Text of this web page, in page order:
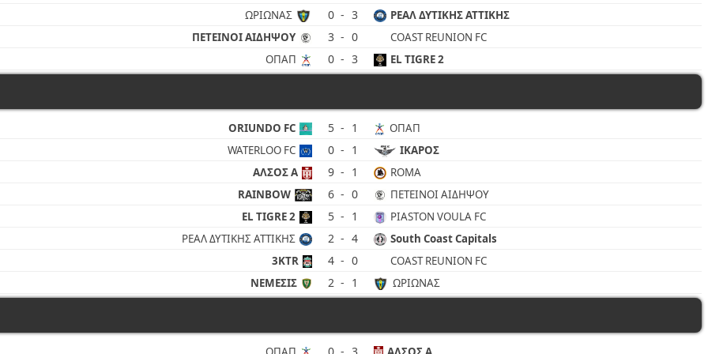
ΩΡΙΩΝΑΣ
0 - 3
ΡΕΑΛ ΔΥΤΙΚΗΣ ΑΤΤΙΚΗΣ
ΠΕΤΕΙΝΟΙ ΑΙΔΗΨΟΥ
3 - 0
COAST REUNION FC
ΟΠΑΠ
0 - 3 EL TIGRE 2
ORIUNDO FC 5 - 1
ΟΠΑΠ
WATERLOO FC
0 - 1
ΙΚΑΡΟΣ
ΑΛΣΟΣ Α
9 - 1
ROMA
RAINBOW
6 - 0
ΠΕΤΕΙΝΟΙ ΑΙΔΗΨΟΥ
EL TIGRE 2
5 - 1
PIASTON VOULA FC
ΡΕΑΛ ΔΥΤΙΚΗΣ ΑΤΤΙΚΗΣ
2 - 4
South Coast Capitals
3KTR
4 - 0
COAST REUNION FC
ΝΕΜΕΣΙΣ
2 - 1 ΩΡΙΩΝΑΣ